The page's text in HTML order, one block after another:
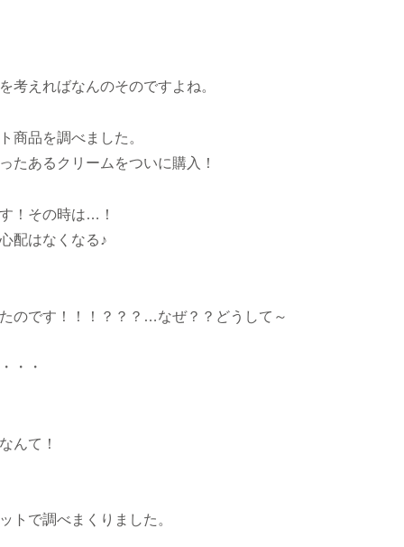
考えればなんのそのですよね。
商品を調べました。
たあるクリームをついに購入！
！その時は…！
配はなくなる♪
のです！！！？？？…なぜ？？どうして～
・・
んて！
トで調べまくりました。